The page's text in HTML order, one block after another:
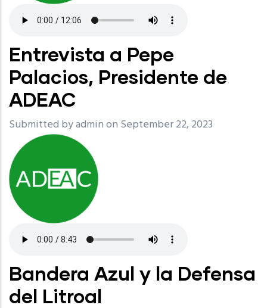
Entrevista a Pepe
Palacios, Presidente de
ADEAC
Submitted byadminon September 22, 2023
Bandera Azul y la Defensa
del Litroal